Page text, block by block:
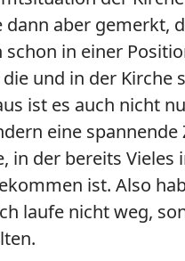
dann aber gemerkt,
schon in einer
und in der Kirche
ist es auch nicht
eine spannende
in der bereits Vieles
ist. Also
laufe nicht weg,